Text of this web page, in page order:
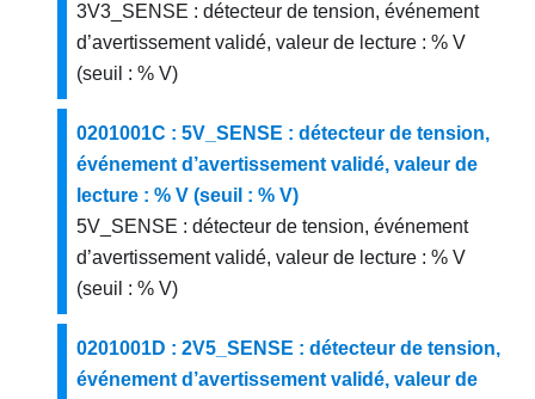
3V3_SENSE : détecteur de tension, événement
d’avertissement validé, valeur de lecture : % V
(seuil : % V)
0201001C : 5V_SENSE : détecteur de tension,
événement d’avertissement validé, valeur de
lecture : % V (seuil : % V)
5V_SENSE : détecteur de tension, événement
d’avertissement validé, valeur de lecture : % V
(seuil : % V)
0201001D : 2V5_SENSE : détecteur de tension,
événement d’avertissement validé, valeur de